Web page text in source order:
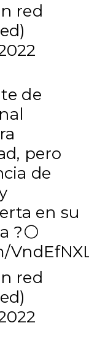
red
de
pero
de
en su
?⚪️
red